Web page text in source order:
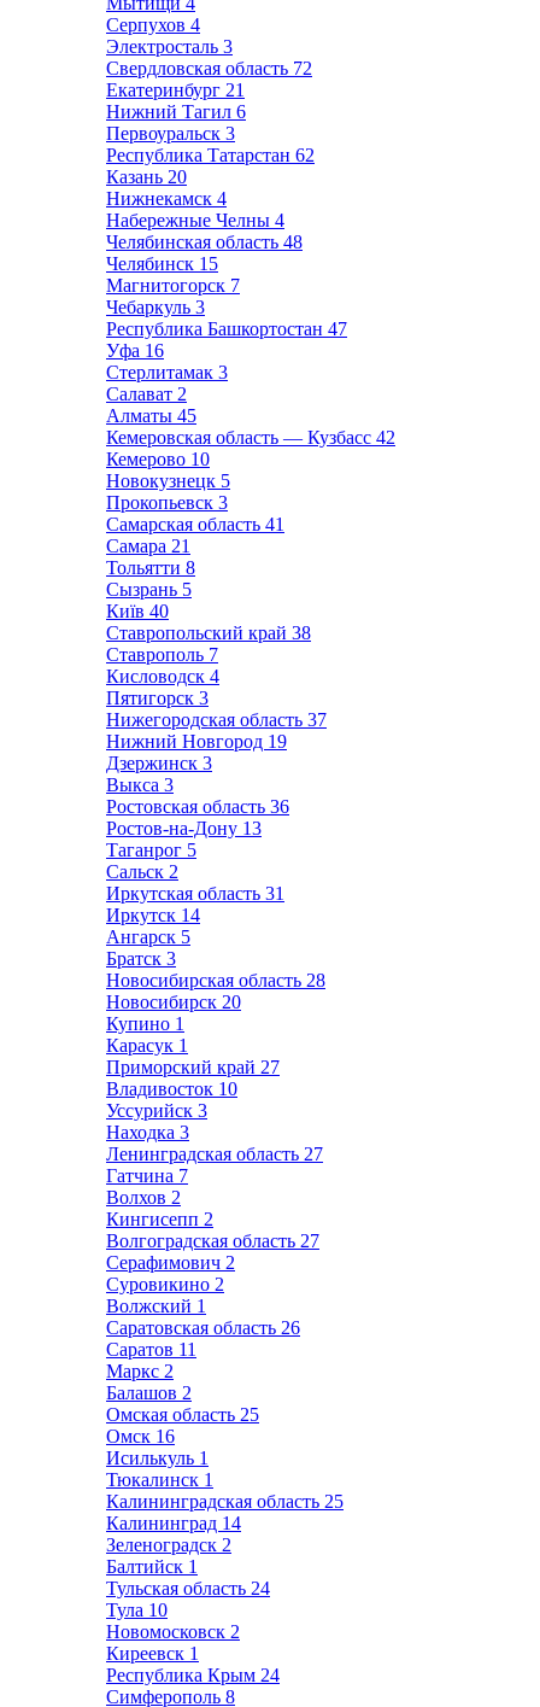
Серпухов 4
Электросталь 3
Свердловская область 72
Екатеринбург 21
Нижний Тагил 6
Первоуральск 3
Республика Татарстан 62
Казань 20
Нижнекамск 4
Набережные Челны 4
Челябинская область 48
Челябинск 15
Магнитогорск 7
Чебаркуль 3
Республика Башкортостан 47
Уфа 16
Стерлитамак 3
Салават 2
Алматы 45
Кемеровская область — Кузбасс 42
Кемерово 10
Новокузнецк 5
Прокопьевск 3
Самарская область 41
Самара 21
Тольятти 8
Сызрань 5
Київ 40
Ставропольский край 38
Ставрополь 7
Кисловодск 4
Пятигорск 3
Нижегородская область 37
Нижний Новгород 19
Дзержинск 3
Выкса 3
Ростовская область 36
Ростов-на-Дону 13
Таганрог 5
Сальск 2
Иркутская область 31
Иркутск 14
Ангарск 5
Братск 3
Новосибирская область 28
Новосибирск 20
Купино 1
Карасук 1
Приморский край 27
Владивосток 10
Уссурийск 3
Находка 3
Ленинградская область 27
Гатчина 7
Волхов 2
Кингисепп 2
Волгоградская область 27
Серафимович 2
Суровикино 2
Волжский 1
Саратовская область 26
Саратов 11
Маркс 2
Балашов 2
Омская область 25
Омск 16
Исилькуль 1
Тюкалинск 1
Калининградская область 25
Калининград 14
Зеленоградск 2
Балтийск 1
Тульская область 24
Тула 10
Новомосковск 2
Киреевск 1
Республика Крым 24
Симферополь 8